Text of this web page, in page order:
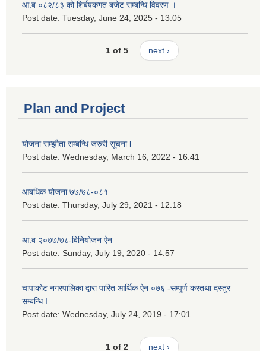
आ.ब ०८२/८३ को शिर्बषकगत बजेट सम्बन्धि विवरण ।
Post date: Tuesday, June 24, 2025 - 13:05
1 of 5 next ›
Plan and Project
योजना सम्झौता सम्बन्धि जरुरी सूचना l
Post date: Wednesday, March 16, 2022 - 16:41
आबधिक योजना ७७/७८-०८१
Post date: Thursday, July 29, 2021 - 12:18
आ.ब २०७७/७८-बिनियोजन ऐन
Post date: Sunday, July 19, 2020 - 14:57
चापाकोट नगरपालिका द्वारा पारित आर्थिक ऐन ०७६ -सम्पूर्ण करतथा दस्तुर
सम्बन्धि I
Post date: Wednesday, July 24, 2019 - 17:01
1 of 2 next ›